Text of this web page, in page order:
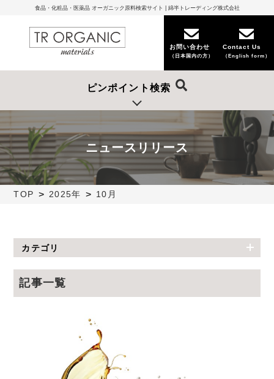
食品・化粧品・医薬品 オーガニック原料検索サイト | 綿半トレーディング株式会社
お問い合わせ
（日本国内の方）
Contact Us
（English form）
ピンポイント検索
ニュースリリース
TOP > 2025年 > 10月
記事一覧
カテゴリ